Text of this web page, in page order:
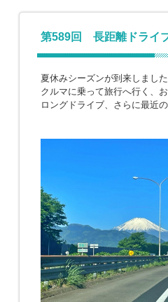
第589回 長距離ドライ
夏休みシーズンが到来しまし
クルマに乗って旅行へ行く、
ロングドライブ、さらに最近